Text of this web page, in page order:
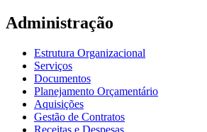
Administração
Estrutura Organizacional
Serviços
Documentos
Planejamento Orçamentário
Aquisições
Gestão de Contratos